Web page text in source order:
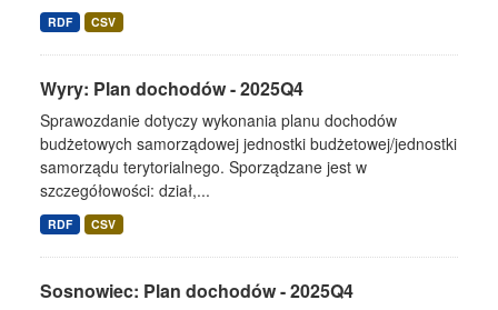
RDF CSV
Wyry: Plan dochodów - 2025Q4
Sprawozdanie dotyczy wykonania planu dochodów
budżetowych samorządowej jednostki budżetowej/jednostki
samorządu terytorialnego. Sporządzane jest w
szczegółowości: dział,...
RDF CSV
Sosnowiec: Plan dochodów - 2025Q4